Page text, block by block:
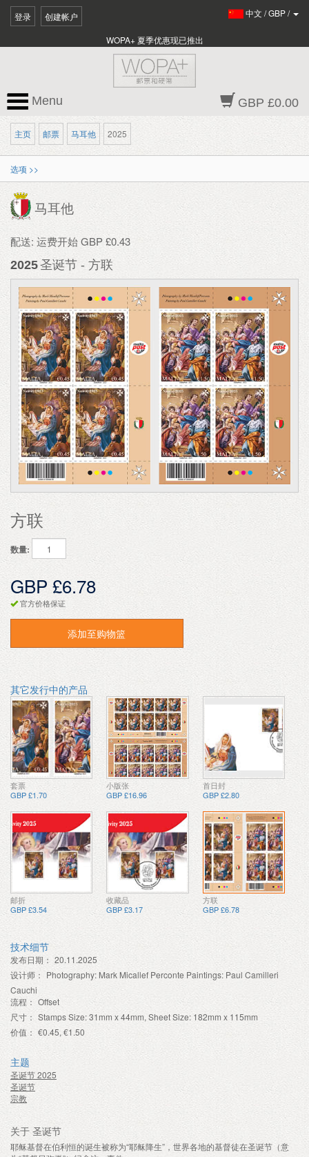
登录 创建帐户 中文 /GBP/
WOPA+ 夏季优惠现已推出
GBP £0.00
Menu
主页 邮票 马耳他 2025
选项 >>
马耳他
配送: 运费开始 GBP £0.43
2025圣诞节 - 方联
方联
数量:
GBP £6.78
官方价格保证
添加至购物篮
其它发行中的产品
套票
GBP £1.70
小版张
GBP £16.96
首日封
GBP £2.80
邮折
GBP £3.54
收藏品
GBP £3.17
方联
GBP £6.78
技术细节
发布日期： 20.11.2025
设计师： Photography: Mark Micallef Perconte Paintings: Paul Camilleri
Cauchi
流程： Offset
尺寸： Stamps Size: 31mm x 44mm, Sheet Size: 182mm x 115mm
价值： €0.45, €1.50
主题
圣诞节 2025
圣诞节
宗教
关于 圣诞节
耶稣基督在伯利恒的诞生被称为“耶稣降生”，世界各地的基督徒在圣诞节（意